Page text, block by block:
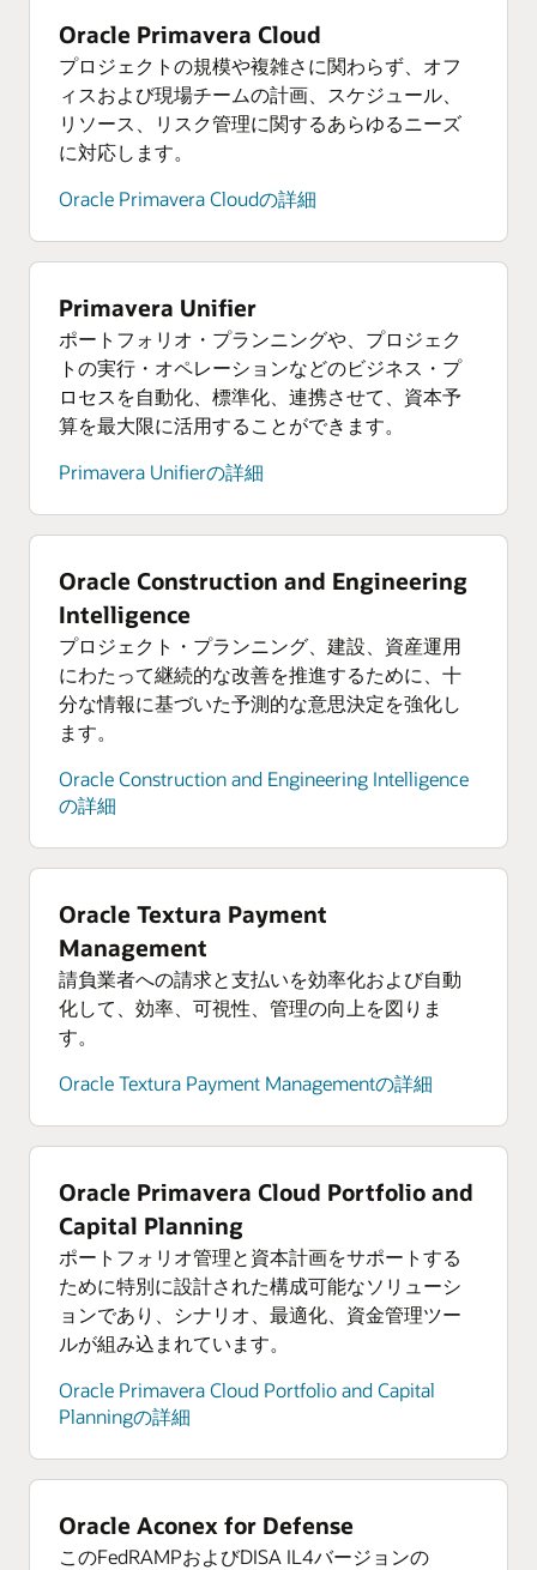
に導くためのオーナーおよび請負業者向けガイ
ド
タイムのインサイトを得ることができます。業
務と財務の関連性を明らかにします。
環境への影響の追跡
可視性を高め、ESGの取り組みをモデル化するこ
とで、リスクと機会を把握します。サプライヤ
ー、アイテム、請求書のデータを収集すること
関する規制や利害関係者の要件を満たします。
環境への影響の追跡の詳細
リソース
Oracle Financialsの製品ツアーを見る
Oracle Project Managementの製品ツアーを見る
品ツアーを見る
Oracle Talent Managementの詳細
Oracle Human Resources
共通のデータソースを使用して、人事プロセス
を計画、管理、最適化します。人事プロセスを
標準化し、モバイル対応のセルフサービス機能
Oracle Human Resourcesの詳細
リソース
Oracle Cloud HCMの概要を見る(PDF)
WorkdayではなくOracle HCMが選ばれる理由
します。
資産サービスと保守の詳細
環境への影響の追跡
環境に配慮した製品の設計、責任ある原材料調
達、サステナブルな方法での製品の製造・輸送
により、廃棄物と二酸化炭素排出量を削減しま
す。
リソース
持続可能なサプライチェーン・オペレーション
の構築方法をご覧ください（PDF）
eBook: 未来の製造サプライチェーンのデジタル
事前構築済み認識モデルや意思決定モデル、す
ぐに使えるチャットボットを使って、アプリケ
ーションやワークロードに簡単にインテリジェ
ンスを追加できます。あるいは、当社のデータ
サイエンス・サービスを利用して独自のモデル
OCI FastConnect を使用して、オンプレミス環境
や他のパブリック・クラウドをOCIに直接接続
し、専用かつプライベートな低レイテンシ接続
で分散アプリケーション・ワークロードをサポ
ートします。OCI Dedicated Regionにより、デー
タ・レジデンシー要件に対応できます。
クラウド導入モデルの詳細
データ・レジデンシーやセキュリティの制約を
遵守しながら、コア・プラットフォームでクラ
ウド機能を利用できるようにします。重要なア
プリケーションから近く、ファイアウォールで
保護されたデータセンターで、Oracle Cloudサー
ビスを利用できます。または、国内でのディザ
スタ・リカバリをサポートするため、世界各地
の48のリージョンでワークロードを実行できま
す。
オラクルのハイブリッド・クラウドの詳細
AWS、Azure、Google Cloudと比較して、コンピ
ューティング、ストレージ、ネットワークのコ
ストを一貫して削減できます。
Oracle Cloudの経済的メリットの詳細
リソース
レポートを見る
Oracle Primavera Cloud
プロジェクトの規模や複雑さに関わらず、オフ
ィスおよび現場チームの計画、スケジュール、
リソース、リスク管理に関するあらゆるニーズ
に対応します。
Oracle Primavera Cloudの詳細
Primavera Unifier
ポートフォリオ・プランニングや、プロジェク
トの実行・オペレーションなどのビジネス・プ
ロセスを自動化、標準化、連携させて、資本予
算を最大限に活用することができます。
Primavera Unifierの詳細
Oracle Construction and Engineering
Intelligence
プロジェクト・プランニング、建設、資産運用
にわたって継続的な改善を推進するために、十
分な情報に基づいた予測的な意思決定を強化し
ます。
Oracle Construction and Engineering Intelligence
の詳細
Oracle Textura Payment
Management
請負業者への請求と支払いを効率化および自動
化して、効率、可視性、管理の向上を図りま
す。
Oracle Textura Payment Managementの詳細
Oracle Primavera Cloud Portfolio and
Capital Planning
ポートフォリオ管理と資本計画をサポートする
ために特別に設計された構成可能なソリューシ
ョンであり、シナリオ、最適化、資金管理ツー
ルが組み込まれています。
Oracle Primavera Cloud Portfolio and Capital
Planningの詳細
Oracle Aconex for Defense
このFedRAMPおよびDISA IL4バージョンの